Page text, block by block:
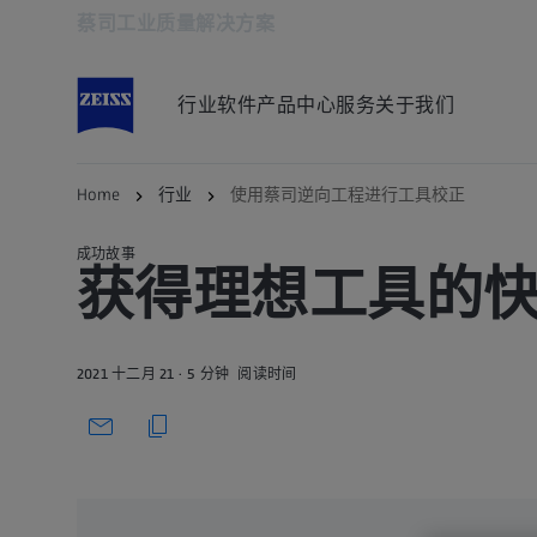
行业软件产品中心服务关于我们
Home 行业 使用蔡司逆向工程进行工具校正
成功故事
获得理想工具的
2021 十二月 21 5 分钟 阅读时间